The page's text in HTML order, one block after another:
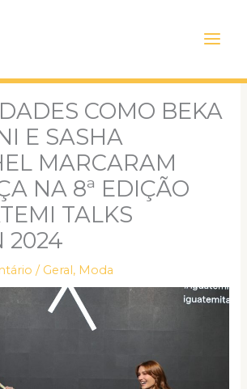
Menu
COMO BEKA
E SASHA
MARCARAM
NA 8ª EDIÇÃO
TALKS
2024
/ Geral, Moda